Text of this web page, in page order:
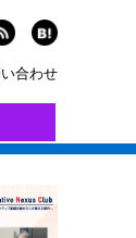
合わせ